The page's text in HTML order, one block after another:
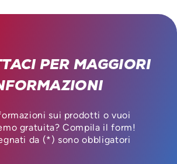
PER MAGGIORI
sui prodotti o vuoi
gratuita? Compila il form!
da (*) sono obbligatori